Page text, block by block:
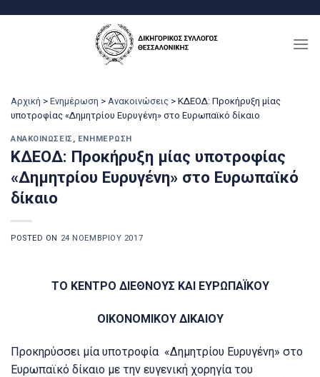
Αρχική > Ενημέρωση > Ανακοινώσεις > ΚΔΕΟΔ: Προκήρυξη μίας
υποτροφίας «Δημητρίου Ευρυγένη» στο Ευρωπαϊκό δίκαιο
ΑΝΑΚΟΙΝΏΣΕΙΣ , ΕΝΗΜΈΡΩΣΗ
ΚΔΕΟΔ: Προκήρυξη μίας υποτροφίας
«Δημητρίου Ευρυγένη» στο Ευρωπαϊκό
δίκαιο
POSTED ON 24 ΝΟΕΜΒΡΊΟΥ 2017
ΤΟ ΚΕΝΤΡΟ ΔΙΕΘΝΟΥΣ ΚΑΙ ΕΥΡΩΠΑΪΚΟΥ
ΟΙΚΟΝΟΜΙΚΟΥ ΔΙΚΑΙΟΥ
Προκηρύσσει μία υποτροφία «Δημητρίου Ευρυγένη» στο
Ευρωπαϊκό δίκαιο με την ευγενική χορηγία του